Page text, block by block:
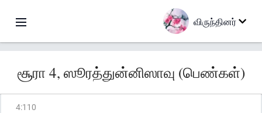
விருந்தினர்
சூரா 4, ஸூரத்துன்னிஸாவு (பெண்கள்)
4:110